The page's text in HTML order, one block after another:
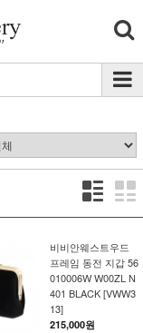
비비안웨스트우드
프레임 동전 지갑 56
010006W W00ZL N
401 BLACK [VWW3
13]
215,000원